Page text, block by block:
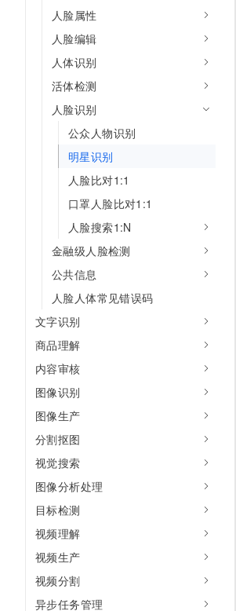
人脸属性
人脸编辑
人体识别
活体检测
人脸识别
公众人物识别
明星识别
人脸比对1:1
口罩人脸比对1:1
人脸搜索1:N
金融级人脸检测
公共信息
人脸人体常见错误码
文字识别
商品理解
内容审核
图像识别
图像生产
分割抠图
视觉搜索
图像分析处理
目标检测
视频理解
视频生产
视频分割
异步任务管理